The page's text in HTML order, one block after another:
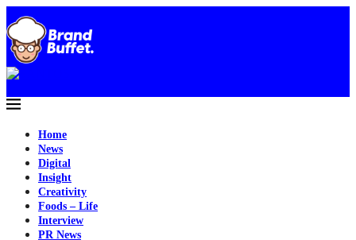
Home
News
Digital
Insight
Creativity
Foods – Life
Interview
PR News